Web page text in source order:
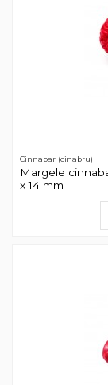
Cinnabar (cinabru)
Margele
x 14 mm